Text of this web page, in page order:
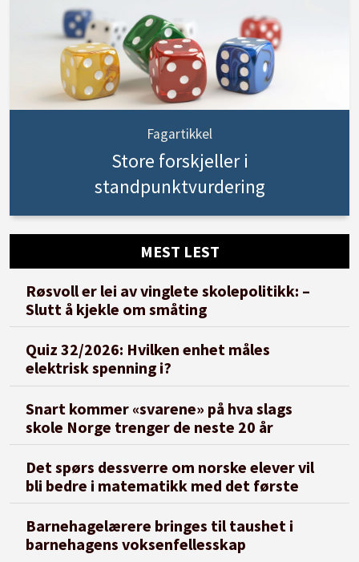
Fagartikkel
Store forskjeller i
standpunktvurdering
MEST LEST
Røsvoll er lei av vinglete skolepolitikk: –
Slutt å kjekle om småting
Quiz 32/2026: Hvilken enhet måles
elektrisk spenning i?
Snart kommer «svarene» på hva slags
skole Norge trenger de neste 20 år
Det spørs dessverre om norske elever vil
bli bedre i matematikk med det første
Barnehagelærere bringes til taushet i
barnehagens voksenfellesskap